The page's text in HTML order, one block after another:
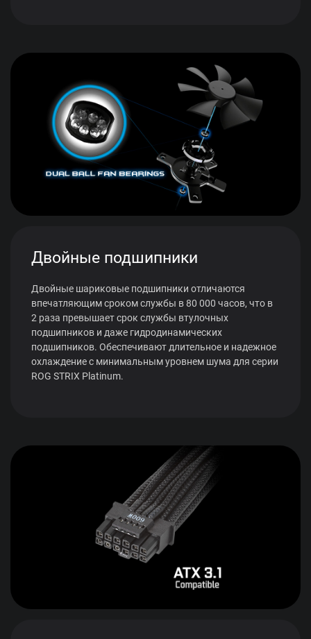
Двойные подшипники
Двойные шариковые подшипники отличаются
впечатляющим сроком службы в 80 000 часов, что в
2 раза превышает срок службы втулочных
подшипников и даже гидродинамических
подшипников. Обеспечивают длительное и надежное
охлаждение с минимальным уровнем шума для серии
ROG STRIX Platinum.